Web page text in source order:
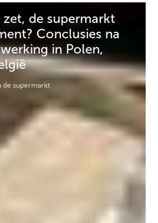
zet, de supermarkt
Conclusies na
in Polen,
de supermarkt